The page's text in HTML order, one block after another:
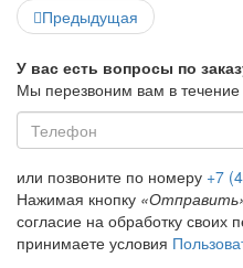
Предыдущая
У вас есть вопросы по
Мы перезвоним вам в
или позвоните по номеру +7
Нажимая кнопку
согласие на обработку своих
принимаете условия